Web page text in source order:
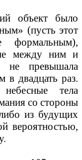
объект было
(пусть этот
формальным),
между ним и
не превышала
в двадцать раз.
тела
со стороны
из будущих
вероятностью,